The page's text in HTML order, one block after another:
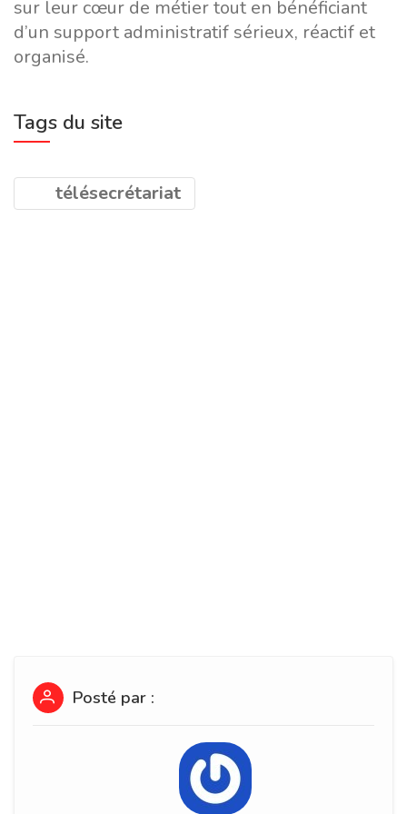
sur leur cœur de métier tout en bénéficiant
d’un support administratif sérieux, réactif et
organisé.
Tags du site
télésecrétariat
Posté par :